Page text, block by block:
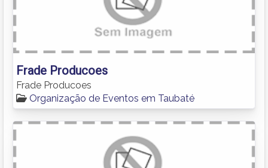
Frade Producoes
Frade Producoes
Organização de Eventos em Taubaté